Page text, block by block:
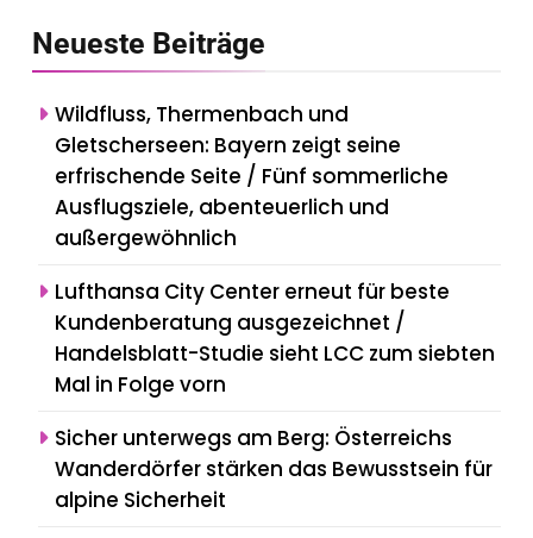
Neueste Beiträge
Wildfluss, Thermenbach und
Gletscherseen: Bayern zeigt seine
erfrischende Seite / Fünf sommerliche
Ausflugsziele, abenteuerlich und
außergewöhnlich
Lufthansa City Center erneut für beste
Kundenberatung ausgezeichnet /
Handelsblatt-Studie sieht LCC zum siebten
Mal in Folge vorn
Sicher unterwegs am Berg: Österreichs
Wanderdörfer stärken das Bewusstsein für
alpine Sicherheit